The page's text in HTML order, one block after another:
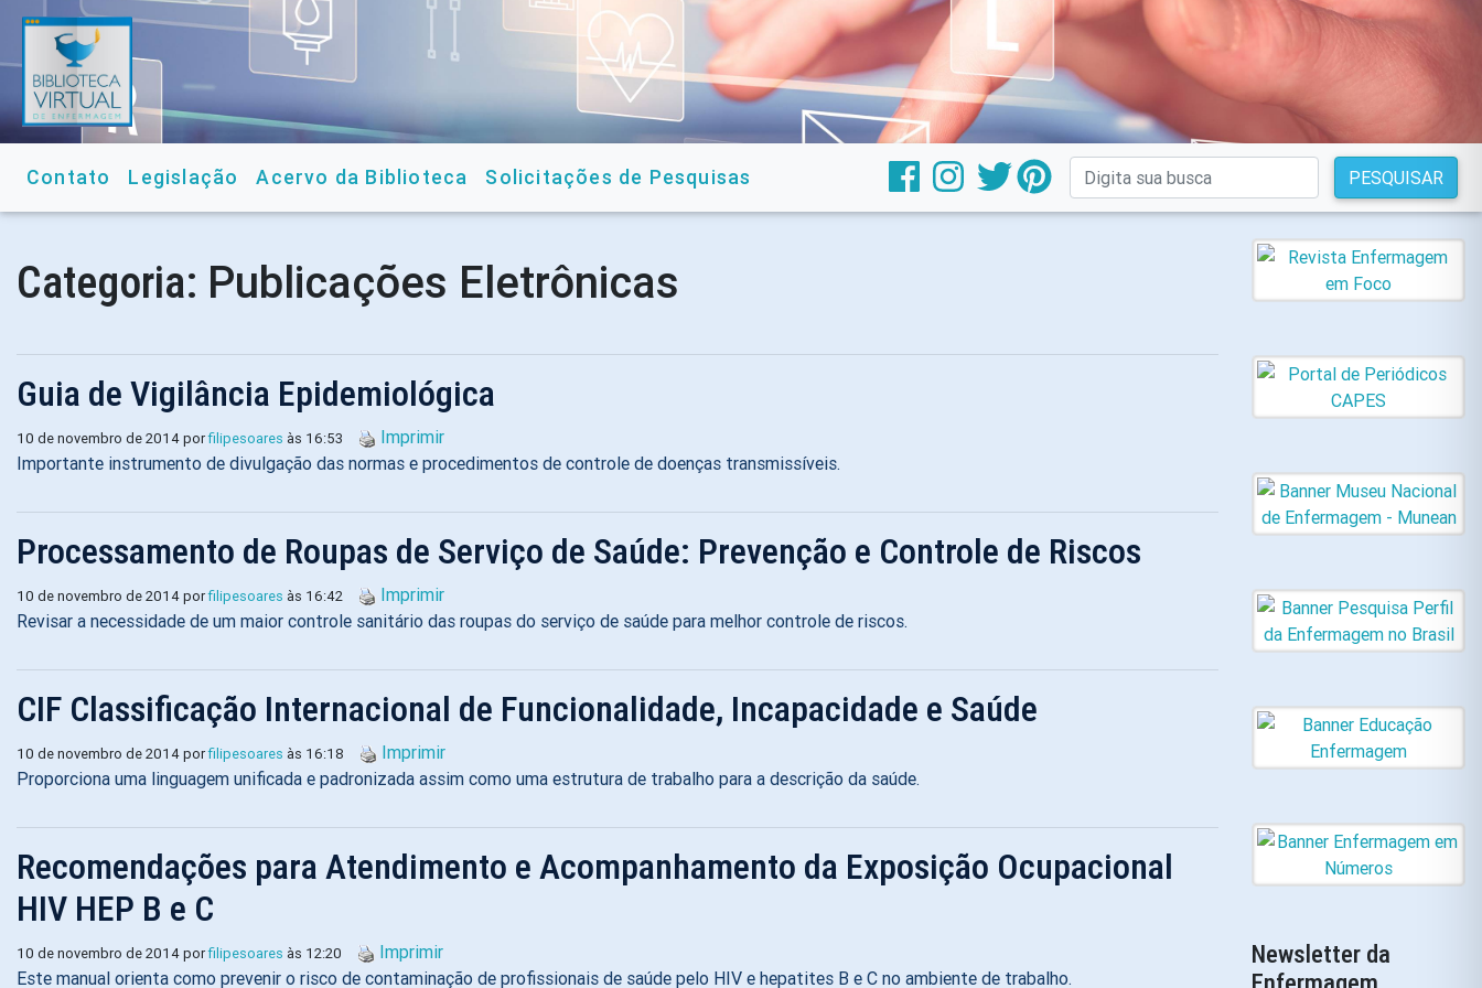
Contato Legislação Acervo da Biblioteca Solicitações de Pesquisas PESQUISAR
Categoria: Publicações Eletrônicas
Guia de Vigilância Epidemiológica
10 de novembro de 2014 porfilipesoares às 16:53
Imprimir
Importante instrumento de divulgação das normas e procedimentos de controle de doenças transmissíveis.
Processamento de Roupas de Serviço de Saúde: Prevenção e Controle de Riscos
10 de novembro de 2014 porfilipesoares às 16:42
Imprimir
Revisar a necessidade de um maior controle sanitário das roupas do serviço de saúde para melhor controle de riscos.
CIF Classificação Internacional de Funcionalidade, Incapacidade e Saúde
10 de novembro de 2014 porfilipesoares às 16:18
Imprimir
Proporciona uma linguagem unificada e padronizada assim como uma estrutura de trabalho para a descrição da saúde.
Recomendações para Atendimento e Acompanhamento da Exposição Ocupacional
HIV HEP B e C
10 de novembro de 2014 porfilipesoares às 12:20
Imprimir
Este manual orienta como prevenir o risco de contaminação de profissionais de saúde pelo HIV e hepatites B e C no ambiente de trabalho.
Newsletter da